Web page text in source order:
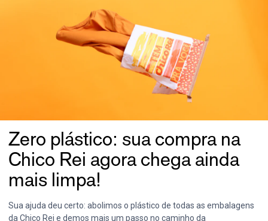
Zero plástico: sua compra na
Chico Rei agora chega ainda
mais limpa!
Sua ajuda deu certo: abolimos o plástico de todas as embalagens
da Chico Rei e demos mais um passo no caminho da